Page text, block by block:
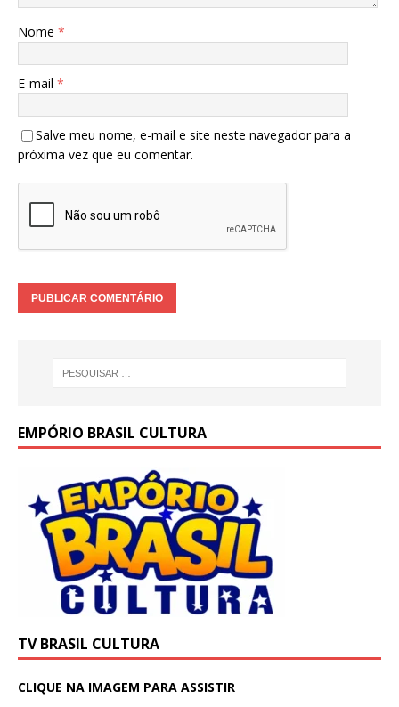
Nome *
E-mail *
Salve meu nome, e-mail e site neste navegador para a
próxima vez que eu comentar.
EMPÓRIO BRASIL CULTURA
TV BRASIL CULTURA
CLIQUE NA IMAGEM PARA ASSISTIR